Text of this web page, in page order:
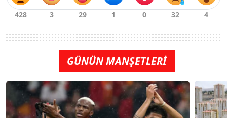
GÜNÜN MANŞETLERİ